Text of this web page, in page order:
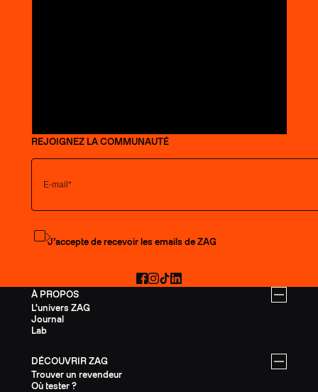
À PROPOS
L'univers ZAG
Journal
Lab
DÉCOUVRIR ZAG
Trouver un revendeur
Où tester ?
REJOIGNEZ LA COMMUNAUTÉ
S'abonner à la newsletter
J’accepte de recevoir les emails de ZAG
Facebook
Instagram
TikTokLinkedIn